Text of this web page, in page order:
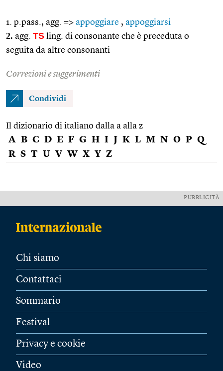
1. p.pass., agg. => appoggiare , appoggiarsi
2. agg. TS ling. di consonante che è preceduta o
seguita da altre consonanti
Correzioni e suggerimenti
Condividi
Il dizionario di italiano dalla a alla z
A B C D E F G H I J K L M N O P Q
R S T U V W X Y Z
PUBBLICITÀ
Chi siamo
Contattaci
Sommario
Festival
Privacy e cookie
Video